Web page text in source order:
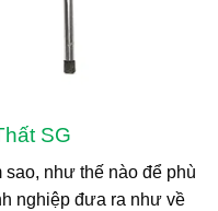
SG
sao, như thế nào để phù
nghiệp đưa ra như về